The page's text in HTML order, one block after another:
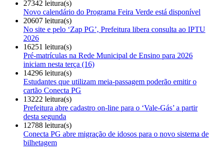
27342 leitura(s)
Novo calendário do Programa Feira Verde está disponível
20607 leitura(s)
No site e pelo ‘Zap PG’, Prefeitura libera consulta ao IPTU
2026
16251 leitura(s)
Pré-matrículas na Rede Municipal de Ensino para 2026
iniciam nesta terça (16)
14296 leitura(s)
Estudantes que utilizam meia-passagem poderão emitir o
cartão Conecta PG
13222 leitura(s)
Prefeitura abre cadastro on-line para o ‘Vale-Gás’ a partir
desta segunda
12788 leitura(s)
Conecta PG abre migração de idosos para o novo sistema de
bilhetagem